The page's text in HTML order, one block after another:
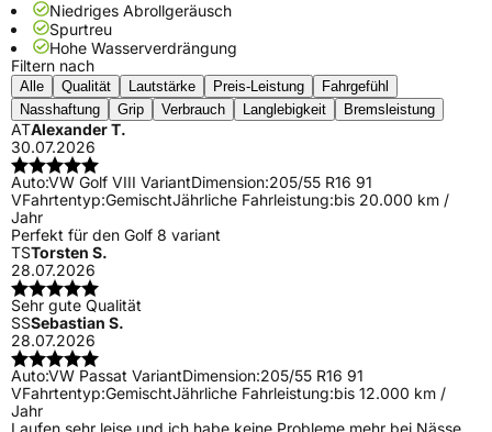
Niedriges Abrollgeräusch
Spurtreu
Hohe Wasserverdrängung
Filtern nach
Alle Qualität Lautstärke Preis-Leistung
Fahrgefühl
Nasshaftung
Grip Verbrauch Langlebigkeit Bremsleistung
ATAlexander T.
30.07.2026
Auto:VW Golf VIII VariantDimension:205/55 R16 91
VFahrtentyp:GemischtJährliche Fahrleistung:bis 20.000 km /
Jahr
Perfekt für den Golf 8 variant
TSTorsten S.
28.07.2026
Sehr gute Qualität
SSSebastian S.
28.07.2026
Auto:VW Passat VariantDimension:205/55 R16 91
VFahrtentyp:GemischtJährliche Fahrleistung:bis 12.000 km /
Jahr